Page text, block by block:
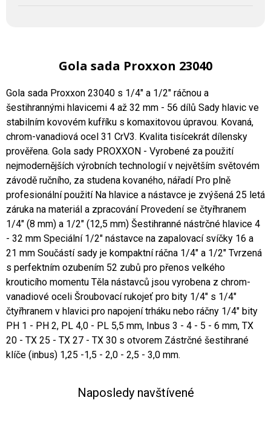
Gola sada Proxxon 23040
Gola sada Proxxon 23040 s 1/4" a 1/2" ráčnou a
šestihrannými hlavicemi 4 až 32 mm - 56 dílů Sady hlavic ve
stabilním kovovém kufříku s komaxitovou úpravou. Kovaná,
chrom-vanadiová ocel 31 CrV3. Kvalita tisícekrát dílensky
prověřena. Gola sady PROXXON - Vyrobené za použití
nejmodernějších výrobních technologií v největším světovém
závodě ručního, za studena kovaného, nářadí Pro plně
profesionální použití Na hlavice a nástavce je zvýšená 25 letá
záruka na materiál a zpracování Provedení se čtyřhranem
1/4" (8 mm) a 1/2" (12,5 mm) Šestihranné nástrčné hlavice 4
- 32 mm Speciální 1/2" nástavce na zapalovací svíčky 16 a
21 mm Součástí sady je kompaktní ráčna 1/4" a 1/2" Tvrzená
s perfektním ozubením 52 zubů pro přenos velkého
krouticího momentu Těla nástavců jsou vyrobena z chrom-
vanadiové oceli Šroubovací rukojeť pro bity 1/4" s 1/4"
čtyřhranem v hlavici pro napojení trháku nebo ráčny 1/4" bity
PH 1 - PH 2, PL 4,0 - PL 5,5 mm, Inbus 3 - 4 - 5 - 6 mm, TX
20 - TX 25 - TX 27 - TX 30 s otvorem Zástrčné šestihrané
klíče (inbus) 1,25 -1,5 - 2,0 - 2,5 - 3,0 mm.
Naposledy navštívené